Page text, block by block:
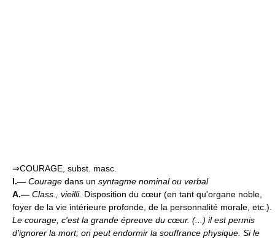
⇒COURAGE, subst. masc.
I.— Courage dans un syntagme nominal ou verbal
A.— Class., vieilli. Disposition du cœur (en tant qu'organe noble,
foyer de la vie intérieure profonde, de la personnalité morale, etc.).
Le courage, c'est la grande épreuve du cœur. (...) il est permis
d'ignorer la mort; on peut endormir la souffrance physique. Si le